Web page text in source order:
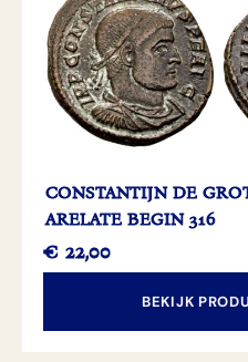
CONSTANTIJN DE
ARELATE BEGIN 316
€ 22,00
BEKIJK